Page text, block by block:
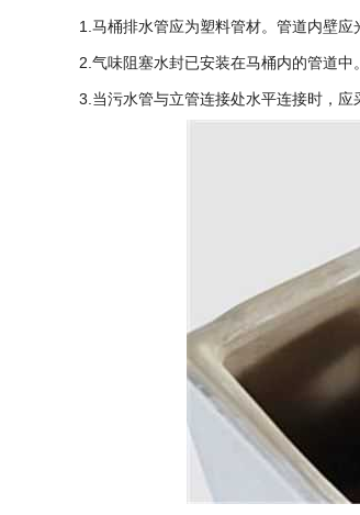
1.马桶排水管应为塑料管材。管道内壁应
2.气味阻塞水封已安装在马桶内的管道中
3.当污水管与立管连接处水平连接时，应